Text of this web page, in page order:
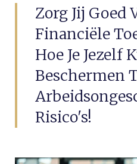
Zorg Jij Goed
Financiële
Hoe Je Jezelf
Beschermen
Risico's!